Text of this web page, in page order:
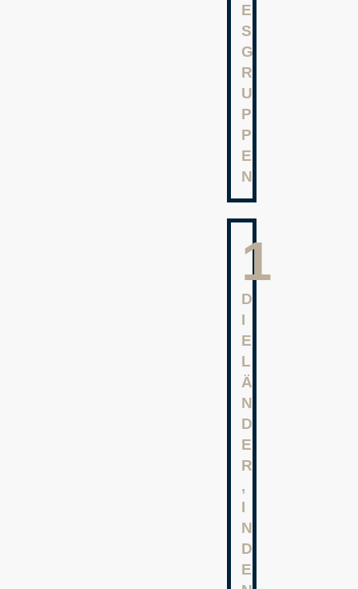
E
S
G
R
U
P
P
E
N
2
D
I
E
L
Ä
N
D
E
R
,
I
N
D
E